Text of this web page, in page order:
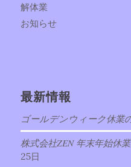
解体業
お知らせ
最新情報
ゴールデンウィーク休業
株式会社ZEN 年末年始休
25日